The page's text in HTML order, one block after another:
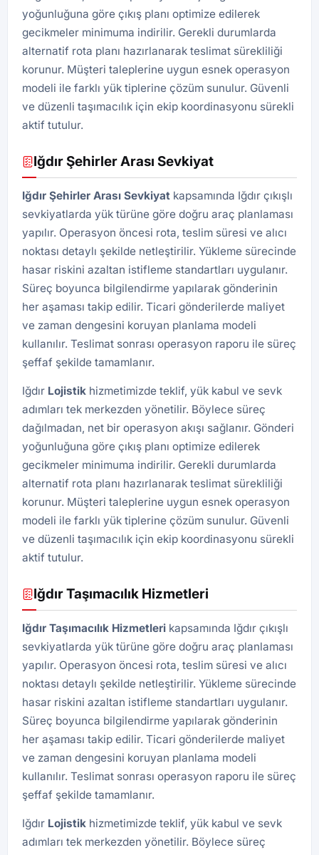
yoğunluğuna göre çıkış planı optimize edilerek
gecikmeler minimuma indirilir. Gerekli durumlarda
alternatif rota planı hazırlanarak teslimat sürekliliği
korunur. Müşteri taleplerine uygun esnek operasyon
modeli ile farklı yük tiplerine çözüm sunulur. Güvenli
ve düzenli taşımacılık için ekip koordinasyonu sürekli
aktif tutulur.
Iğdır Şehirler Arası Sevkiyat
Iğdır Şehirler Arası Sevkiyat kapsamında Iğdır çıkışlı
sevkiyatlarda yük türüne göre doğru araç planlaması
yapılır. Operasyon öncesi rota, teslim süresi ve alıcı
noktası detaylı şekilde netleştirilir. Yükleme sürecinde
hasar riskini azaltan istifleme standartları uygulanır.
Süreç boyunca bilgilendirme yapılarak gönderinin
her aşaması takip edilir. Ticari gönderilerde maliyet
ve zaman dengesini koruyan planlama modeli
kullanılır. Teslimat sonrası operasyon raporu ile süreç
şeffaf şekilde tamamlanır.
Iğdır Lojistik hizmetimizde teklif, yük kabul ve sevk
adımları tek merkezden yönetilir. Böylece süreç
dağılmadan, net bir operasyon akışı sağlanır. Gönderi
yoğunluğuna göre çıkış planı optimize edilerek
gecikmeler minimuma indirilir. Gerekli durumlarda
alternatif rota planı hazırlanarak teslimat sürekliliği
korunur. Müşteri taleplerine uygun esnek operasyon
modeli ile farklı yük tiplerine çözüm sunulur. Güvenli
ve düzenli taşımacılık için ekip koordinasyonu sürekli
aktif tutulur.
Iğdır Taşımacılık Hizmetleri
Iğdır Taşımacılık Hizmetleri kapsamında Iğdır çıkışlı
sevkiyatlarda yük türüne göre doğru araç planlaması
yapılır. Operasyon öncesi rota, teslim süresi ve alıcı
noktası detaylı şekilde netleştirilir. Yükleme sürecinde
hasar riskini azaltan istifleme standartları uygulanır.
Süreç boyunca bilgilendirme yapılarak gönderinin
her aşaması takip edilir. Ticari gönderilerde maliyet
ve zaman dengesini koruyan planlama modeli
kullanılır. Teslimat sonrası operasyon raporu ile süreç
şeffaf şekilde tamamlanır.
Iğdır Lojistik hizmetimizde teklif, yük kabul ve sevk
adımları tek merkezden yönetilir. Böylece süreç